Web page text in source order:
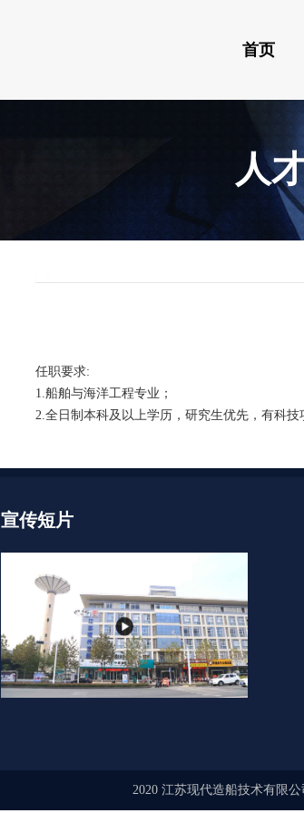
首页
人
任职要求:
1.船舶与海洋工程专业；
2.全日制本科及以上学历，研究生优先，有科技
宣传短片
2020 江苏现代造船技术有限